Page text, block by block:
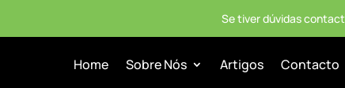
Se tiver dúvidas
Home Sobre Nós Artigos Contacto